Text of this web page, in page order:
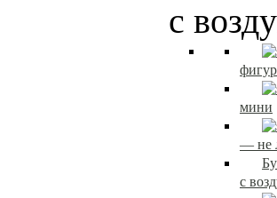
с
мини
— не
с